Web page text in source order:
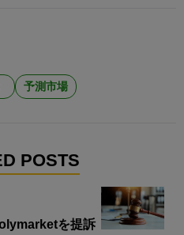
予測市場
POSTS
を提訴